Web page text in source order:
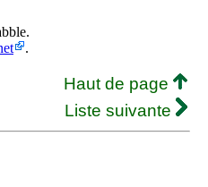
.
Haut de page
Liste suivante